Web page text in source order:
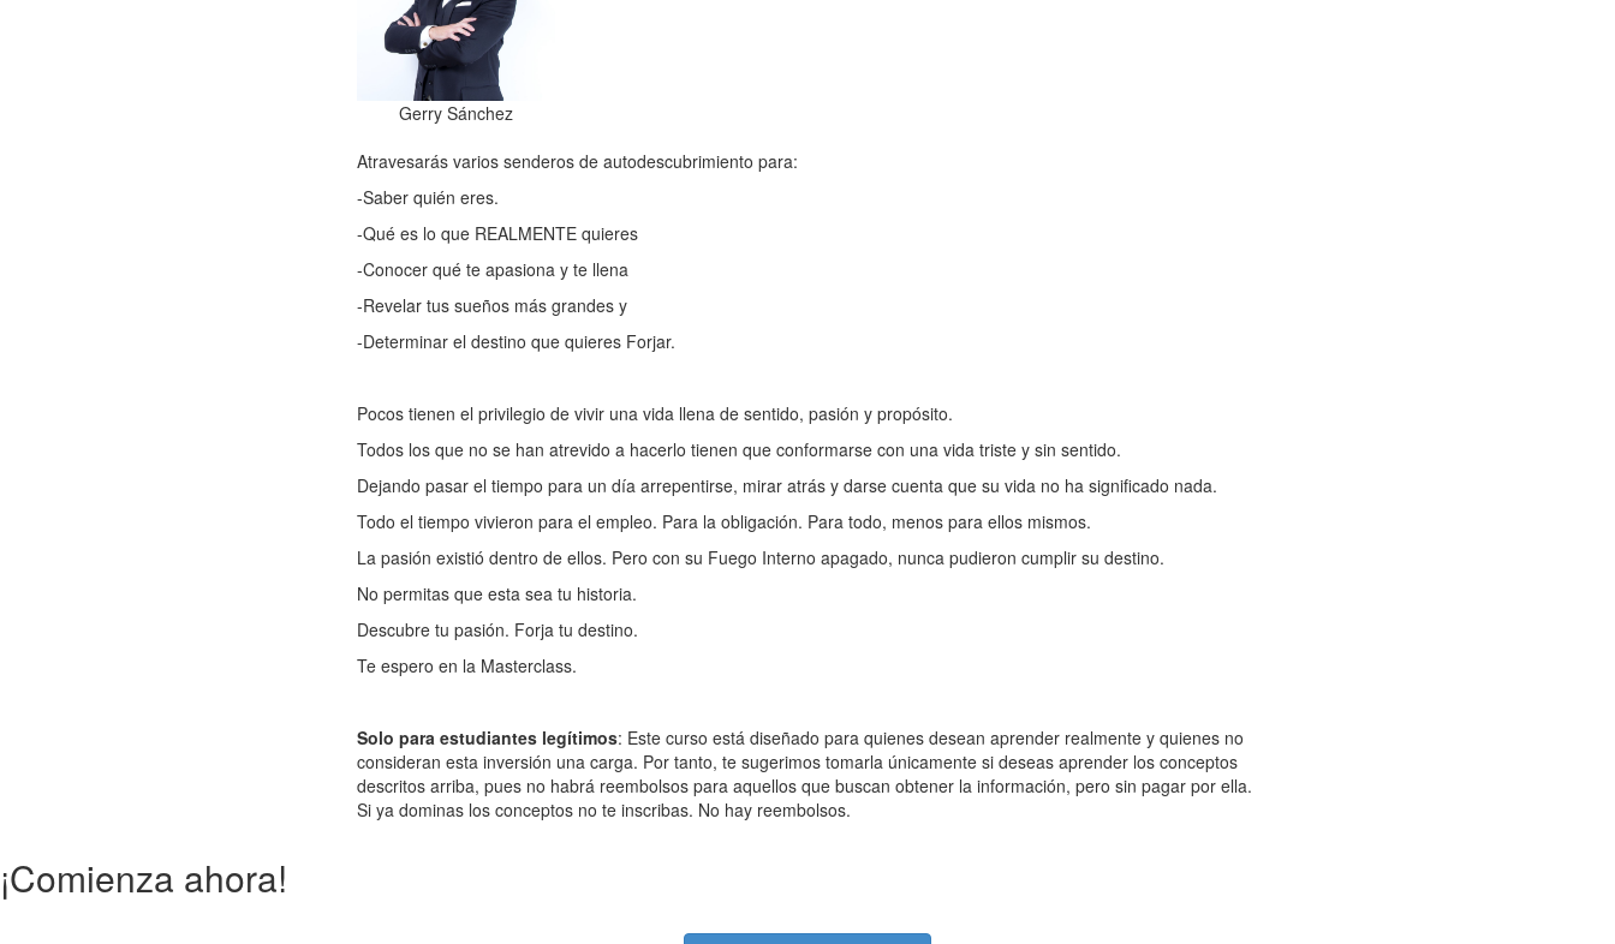
Gerry Sánchez
Atravesarás varios senderos de autodescubrimiento para:
-Saber quién eres.
-Qué es lo que REALMENTE quieres
-Conocer qué te apasiona y te llena
-Revelar tus sueños más grandes y
-Determinar el destino que quieres Forjar.
Pocos tienen el privilegio de vivir una vida llena de sentido, pasión y propósito.
Todos los que no se han atrevido a hacerlo tienen que conformarse con una vida triste y sin sentido.
Dejando pasar el tiempo para un día arrepentirse, mirar atrás y darse cuenta que su vida no ha significado nada.
Todo el tiempo vivieron para el empleo. Para la obligación. Para todo, menos para ellos mismos.
La pasión existió dentro de ellos. Pero con su Fuego Interno apagado, nunca pudieron cumplir su destino.
No permitas que esta sea tu historia.
Descubre tu pasión. Forja tu destino.
Te espero en la Masterclass.
Solo para estudiantes legítimos: Este curso está diseñado para quienes desean aprender realmente y quienes no
consideran esta inversión una carga. Por tanto, te sugerimos tomarla únicamente si deseas aprender los conceptos
descritos arriba, pues no habrá reembolsos para aquellos que buscan obtener la información, pero sin pagar por ella.
Si ya dominas los conceptos no te inscribas. No hay reembolsos.
¡Comienza ahora!